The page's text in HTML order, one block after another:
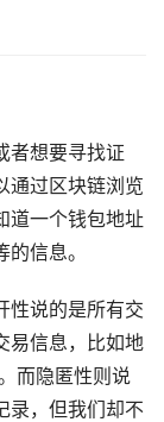
者想要寻找证
通过区块链浏览
道一个钱包地址
信息。
性说的是所有交
易信息，比如地
而隐匿性则说
录，但我们却不